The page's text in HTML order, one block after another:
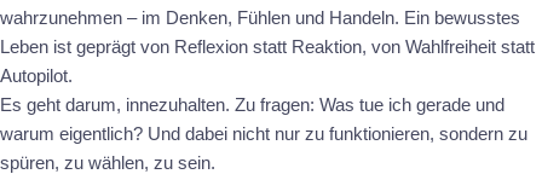
wahrzunehmen – im Denken, Fühlen und Handeln. Ein bewusstes
Leben ist geprägt von Reflexion statt Reaktion, von Wahlfreiheit statt
Autopilot.
Es geht darum, innezuhalten. Zu fragen: Was tue ich gerade und
warum eigentlich? Und dabei nicht nur zu funktionieren, sondern zu
spüren, zu wählen, zu sein.